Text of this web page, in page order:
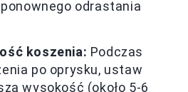
odrastania
koszenia: Podczas
po oprysku, ustaw
wysokość (około 5-6